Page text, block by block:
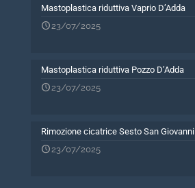
Mastoplastica riduttiva Vaprio D’Adda
23/07/2025
Mastoplastica riduttiva Pozzo D’Adda
23/07/2025
Rimozione cicatrice Sesto San Giovanni
23/07/2025